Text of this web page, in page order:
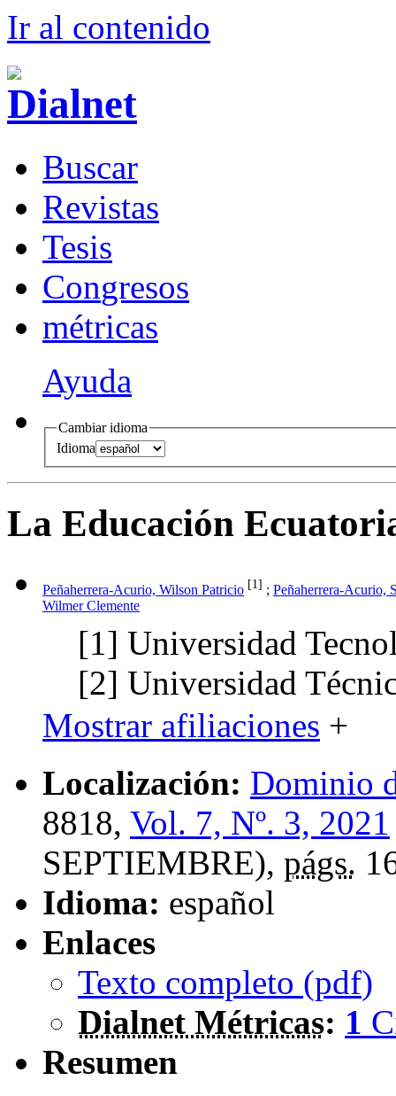
Ir al contenido
Buscar
Revistas
Tesis
Congresos
métricas
Ayuda
Cambiar idioma
Idioma
La Educación
Peñaherrera-Acurio, Wilson Patricio [1] ; Peñaherrera-Acurio,
Wilmer Clemente
[1] Universidad
[2] Universidad
Mostrar afiliaciones +
Localización: Dominio
8818, Vol. 7, Nº. 3, 2021
SEPTIEMBRE), págs.
Idioma: español
Enlaces
Texto completo (pdf)
Dialnet Métricas: 1
Resumen